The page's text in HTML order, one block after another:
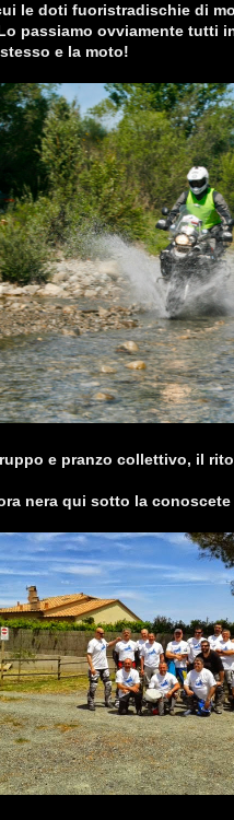
le doti fuoristradischie di
passiamo ovviamente tutti
e la moto!
e pranzo collettivo, il
nera qui sotto la